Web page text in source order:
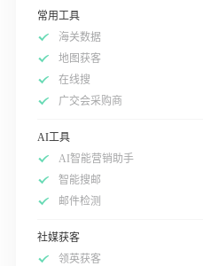
常用工具
海关数据
地图获客
在线搜
广交会采购商
AI工具
AI智能营销助手
智能搜邮
邮件检测
社媒获客
领英获客